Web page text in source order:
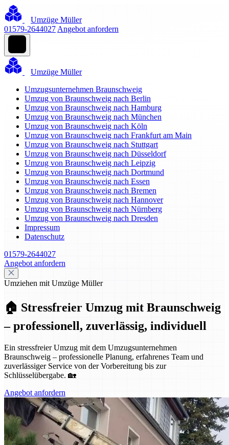
Umzüge Müller
01579-2644027 Angebot anfordern
Umzüge Müller
Umzugsunternehmen Braunschweig
Umzug von Braunschweig nach Berlin
Umzug von Braunschweig nach Hamburg
Umzug von Braunschweig nach München
Umzug von Braunschweig nach Köln
Umzug von Braunschweig nach Frankfurt am Main
Umzug von Braunschweig nach Stuttgart
Umzug von Braunschweig nach Düsseldorf
Umzug von Braunschweig nach Leipzig
Umzug von Braunschweig nach Dortmund
Umzug von Braunschweig nach Essen
Umzug von Braunschweig nach Bremen
Umzug von Braunschweig nach Hannover
Umzug von Braunschweig nach Nürnberg
Umzug von Braunschweig nach Dresden
Impressum
Datenschutz
01579-2644027
Angebot anfordern
Umziehen mit Umzüge Müller
🏠 Stressfreier Umzug mit Braunschweig
– professionell, zuverlässig, individuell
Ein stressfreier Umzug mit dem Umzugsunternehmen
Braunschweig – professionelle Planung, erfahrenes Team und
zuverlässiger Service von der Vorbereitung bis zur
Schlüsselübergabe. 🏡
Angebot anfordern